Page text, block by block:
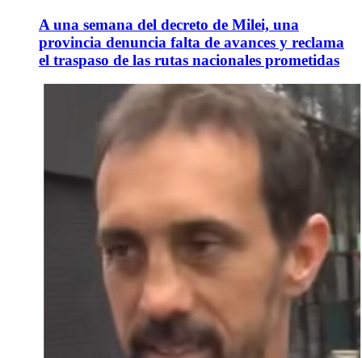
A una semana del decreto de Milei, una
provincia denuncia falta de avances y reclama
el traspaso de las rutas nacionales prometidas